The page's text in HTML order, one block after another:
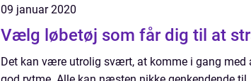
09 januar 2020
Vælg løbetøj som får dig til at
Det kan være utrolig svært, at komme i gang med